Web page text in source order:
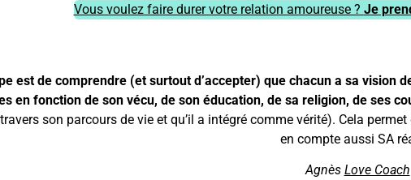
Vous voulez faire durer votre relation amoureuse ? Je
est de comprendre (et surtout d’accepter) que chacun a sa vision
en fonction de son vécu, de son éducation, de sa religion, de ses
son parcours de vie et qu’il a intégré comme vérité). Cela
en compte aussi SA
Agnès Love Coach